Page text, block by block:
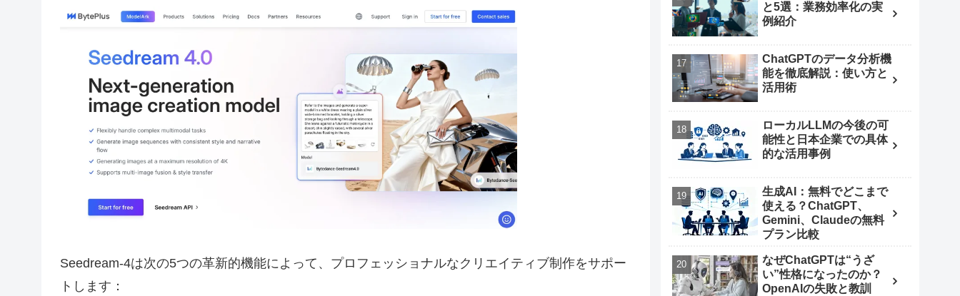
Seedream-4は次の5つの革新的機能によって、プロフェッショナルなクリエイティブ制作をサポー
トします：
と5選：業務効率化の実
例紹介
ChatGPTのデータ分析機
能を徹底解説：使い方と
活用術
ローカルLLMの今後の可
能性と日本企業での具体
的な活用事例
生成AI：無料でどこまで
使える？ChatGPT、
Gemini、Claudeの無料
プラン比較
なぜChatGPTは“うざ
い”性格になったのか？
OpenAIの失敗と教訓